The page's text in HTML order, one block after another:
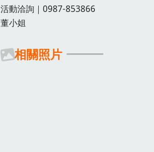
活動洽詢｜0987-853866
董小姐
相關照片